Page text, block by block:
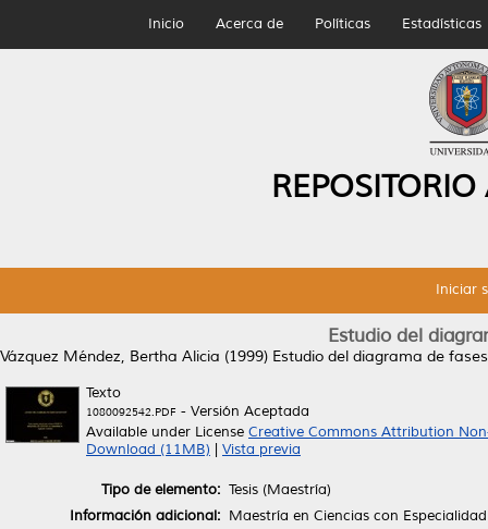
Inicio Acerca de Políticas Estadísticas
Iniciar
Estudio del
Vázquez Méndez, Bertha Alicia (1999) Estudio del diagrama de
Texto
1080092542.PDF - Versión Aceptada
Available under License Creative Commons Attribution
Download (11MB)
Vista previa
Tipo de elemento: Tesis (Maestría)
Información adicional: Maestría en Ciencias con